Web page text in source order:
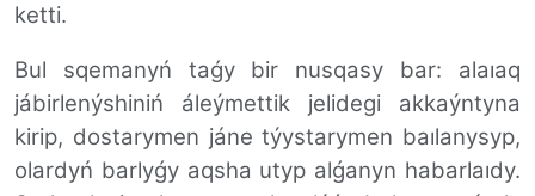
ketti.
Bul sqemanyń taǵy bir nusqasy bar: alaıaq
jábirlenýshiniń áleýmettik jelidegi akkaýntyna
kirip, dostarymen jáne týystarymen baılanysyp,
olardyń barlyǵy aqsha utyp alǵanyn habarlaıdy.